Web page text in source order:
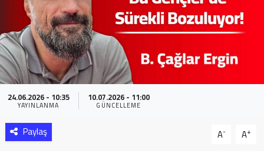
24.06.2026 - 10:35
YAYINLANMA
10.07.2026 - 11:00
GÜNCELLEME
Paylaş A- A+
Yaşam
Sağlık
Yazarlar
Resmi İlan
Resmi Reklam